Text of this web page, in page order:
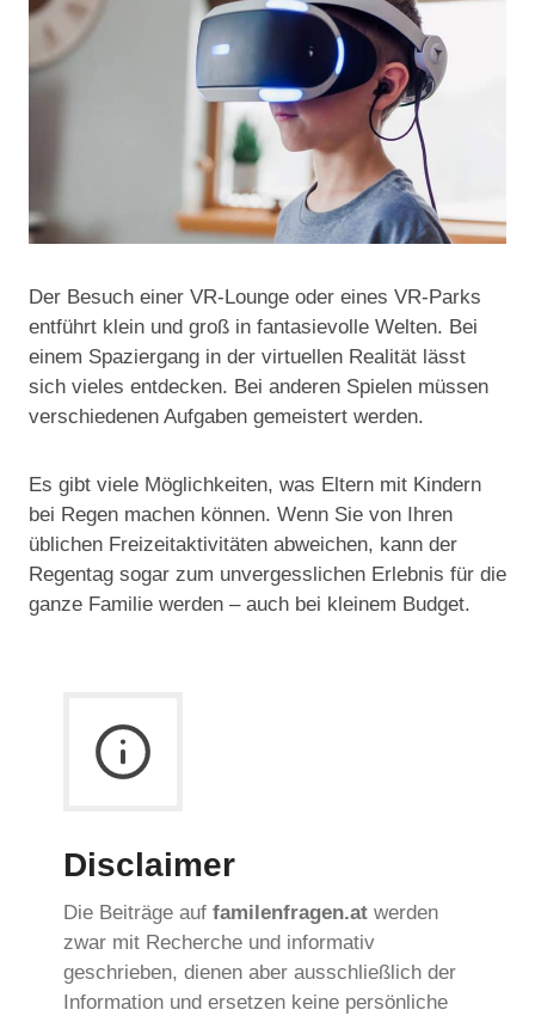
Der Besuch einer VR-Lounge oder eines VR-Parks
entführt klein und groß in fantasievolle Welten. Bei
einem Spaziergang in der virtuellen Realität lässt
sich vieles entdecken. Bei anderen Spielen müssen
verschiedenen Aufgaben gemeistert werden.
Es gibt viele Möglichkeiten, was Eltern mit Kindern
bei Regen machen können. Wenn Sie von Ihren
üblichen Freizeitaktivitäten abweichen, kann der
Regentag sogar zum unvergesslichen Erlebnis für die
ganze Familie werden – auch bei kleinem Budget.
Disclaimer
Die Beiträge auf familenfragen.at werden
zwar mit Recherche und informativ
geschrieben, dienen aber ausschließlich der
Information und ersetzen keine persönliche